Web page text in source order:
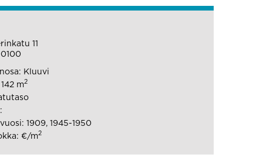
11
Kluuvi
m2
1909, 1945-1950
€/m2